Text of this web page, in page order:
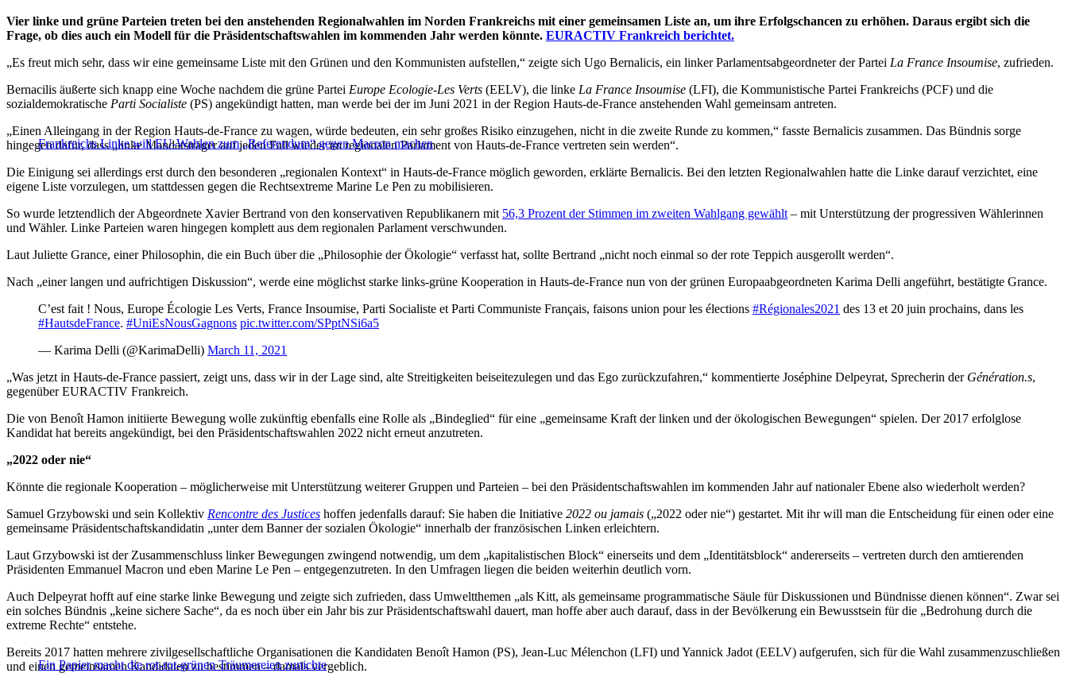
Vier linke und grüne Parteien treten bei den anstehenden Regionalwahlen im Norden Frankreichs mit einer gemeinsamen Liste an, um ihre Erfolgschancen zu erhöhen. Daraus ergibt sich die
Frage, ob dies auch ein Modell für die Präsidentschaftswahlen im kommenden Jahr werden könnte. EURACTIV Frankreich berichtet.
„Es freut mich sehr, dass wir eine gemeinsame Liste mit den Grünen und den Kommunisten aufstellen,“ zeigte sich Ugo Bernalicis, ein linker Parlamentsabgeordneter der Partei La France Insoumise, zufrieden.
Bernacilis äußerte sich knapp eine Woche nachdem die grüne Partei Europe Ecologie-Les Verts (EELV), die linke La France Insoumise (LFI), die Kommunistische Partei Frankreichs (PCF) und die
sozialdemokratische Parti Socialiste (PS) angekündigt hatten, man werde bei der im Juni 2021 in der Region Hauts-de-France anstehenden Wahl gemeinsam antreten.
Frankreichs Linke will EU-Wahlen zum „Referendum“ gegen Macron machen
„Einen Alleingang in der Region Hauts-de-France zu wagen, würde bedeuten, ein sehr großes Risiko einzugehen, nicht in die zweite Runde zu kommen,“ fasste Bernalicis zusammen. Das Bündnis sorge
hingegen dafür, dass „linke Mandatsträger auf jeden Fall wieder im regionalen Parlament von Hauts-de-France vertreten sein werden“.
Die Einigung sei allerdings erst durch den besonderen „regionalen Kontext“ in Hauts-de-France möglich geworden, erklärte Bernalicis. Bei den letzten Regionalwahlen hatte die Linke darauf verzichtet, eine
eigene Liste vorzulegen, um stattdessen gegen die Rechtsextreme Marine Le Pen zu mobilisieren.
So wurde letztendlich der Abgeordnete Xavier Bertrand von den konservativen Republikanern mit 56,3 Prozent der Stimmen im zweiten Wahlgang gewählt – mit Unterstützung der progressiven Wählerinnen
und Wähler. Linke Parteien waren hingegen komplett aus dem regionalen Parlament verschwunden.
Laut Juliette Grance, einer Philosophin, die ein Buch über die „Philosophie der Ökologie“ verfasst hat, sollte Bertrand „nicht noch einmal so der rote Teppich ausgerollt werden“.
Nach „einer langen und aufrichtigen Diskussion“, werde eine möglichst starke links-grüne Kooperation in Hauts-de-France nun von der grünen Europaabgeordneten Karima Delli angeführt, bestätigte Grance.
C’est fait ! Nous, Europe Écologie Les Verts, France Insoumise, Parti Socialiste et Parti Communiste Français, faisons union pour les élections #Régionales2021 des 13 et 20 juin prochains, dans les
#HautsdeFrance. #UniEsNousGagnons pic.twitter.com/SPptNSi6a5
— Karima Delli (@KarimaDelli) March 11, 2021
„Was jetzt in Hauts-de-France passiert, zeigt uns, dass wir in der Lage sind, alte Streitigkeiten beiseitezulegen und das Ego zurückzufahren,“ kommentierte Joséphine Delpeyrat, Sprecherin der Génération.s,
gegenüber EURACTIV Frankreich.
Die von Benoît Hamon initiierte Bewegung wolle zukünftig ebenfalls eine Rolle als „Bindeglied“ für eine „gemeinsame Kraft der linken und der ökologischen Bewegungen“ spielen. Der 2017 erfolglose
Kandidat hat bereits angekündigt, bei den Präsidentschaftswahlen 2022 nicht erneut anzutreten.
„2022 oder nie“
Könnte die regionale Kooperation – möglicherweise mit Unterstützung weiterer Gruppen und Parteien – bei den Präsidentschaftswahlen im kommenden Jahr auf nationaler Ebene also wiederholt werden?
Samuel Grzybowski und sein Kollektiv Rencontre des Justices hoffen jedenfalls darauf: Sie haben die Initiative 2022 ou jamais („2022 oder nie“) gestartet. Mit ihr will man die Entscheidung für einen oder eine
gemeinsame Präsidentschaftskandidatin „unter dem Banner der sozialen Ökologie“ innerhalb der französischen Linken erleichtern.
Laut Grzybowski ist der Zusammenschluss linker Bewegungen zwingend notwendig, um dem „kapitalistischen Block“ einerseits und dem „Identitätsblock“ andererseits – vertreten durch den amtierenden
Präsidenten Emmanuel Macron und eben Marine Le Pen – entgegenzutreten. In den Umfragen liegen die beiden weiterhin deutlich vorn.
Auch Delpeyrat hofft auf eine starke linke Bewegung und zeigte sich zufrieden, dass Umweltthemen „als Kitt, als gemeinsame programmatische Säule für Diskussionen und Bündnisse dienen können“. Zwar sei
ein solches Bündnis „keine sichere Sache“, da es noch über ein Jahr bis zur Präsidentschaftswahl dauert, man hoffe aber auch darauf, dass in der Bevölkerung ein Bewusstsein für die „Bedrohung durch die
extreme Rechte“ entstehe.
Ein Papier macht die rot-rot-grünen Träumereien zunichte
Bereits 2017 hatten mehrere zivilgesellschaftliche Organisationen die Kandidaten Benoît Hamon (PS), Jean-Luc Mélenchon (LFI) und Yannick Jadot (EELV) aufgerufen, sich für die Wahl zusammenzuschließen
und einen gemeinsamen Kandidaten zu bestimmen – damals vergeblich.